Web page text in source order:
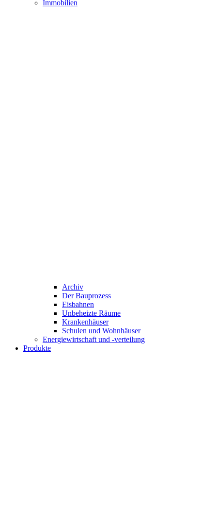
Immobilien
Archiv
Der Bauprozess
Eisbahnen
Unbeheizte Räume
Krankenhäuser
Schulen und Wohnhäuser
Energiewirtschaft und -verteilung
Produkte